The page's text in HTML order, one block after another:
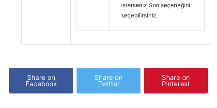
isterseniz Son seçeneğini
seçebilirsiniz.
Share on
Facebook
Share on
Twitter
Share on
Pinterest